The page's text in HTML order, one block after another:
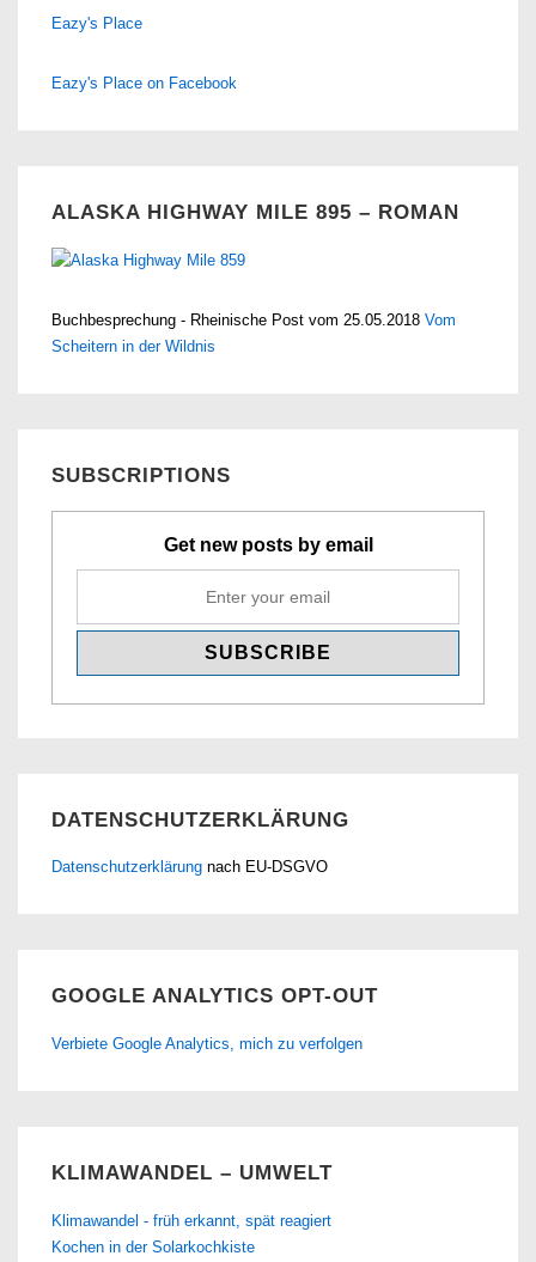
Eazy's Place
Eazy's Place on Facebook
ALASKA HIGHWAY MILE 895 – ROMAN
Buchbesprechung - Rheinische Post vom 25.05.2018 Vom
Scheitern in der Wildnis
SUBSCRIPTIONS
Get new posts by email
DATENSCHUTZERKLÄRUNG
Datenschutzerklärung nach EU-DSGVO
GOOGLE ANALYTICS OPT-OUT
Verbiete Google Analytics, mich zu verfolgen
KLIMAWANDEL – UMWELT
Klimawandel - früh erkannt, spät reagiert
Kochen in der Solarkochkiste